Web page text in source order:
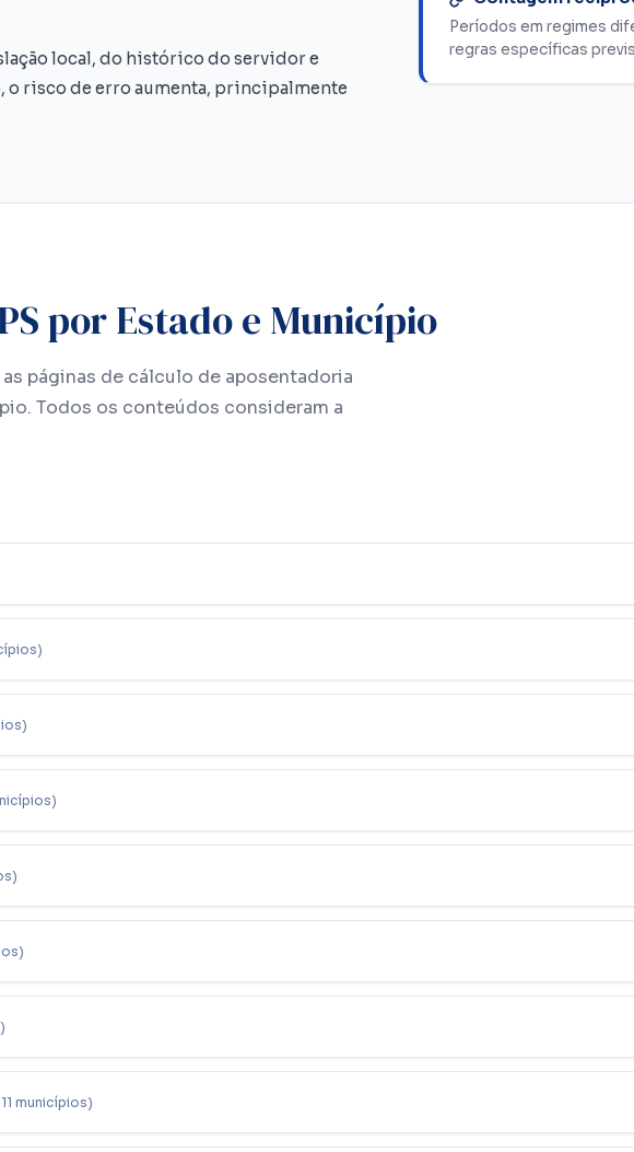
local, do histórico do servidor e
o risco de erro aumenta, principalmente
Períodos em regimes
regras específicas
por Estado e Município
páginas de cálculo de aposentadoria
Todos os conteúdos consideram a
municípios)